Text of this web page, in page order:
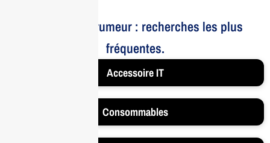
Le bruit et la rumeur : recherches les plus
fréquentes.
Accessoire IT
Consommables